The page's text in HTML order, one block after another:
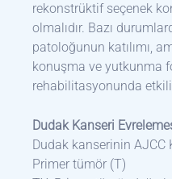
rekonstrüktif seçenek
olmalıdır. Bazı
patoloğunun katılımı,
konuşma ve yutkunma
rehabilitasyonunda
Dudak Kanseri
Dudak kanserinin AJCC
Primer tümör (T)